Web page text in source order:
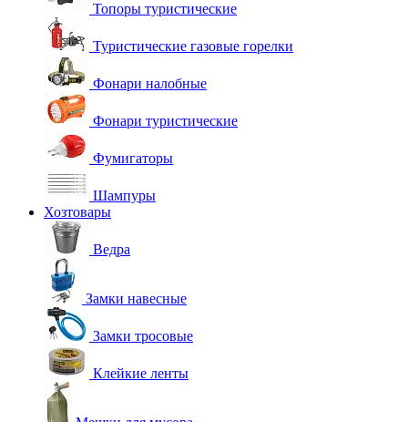
Топоры туристические
Туристические газовые горелки
Фонари налобные
Фонари туристические
Фумигаторы
Шампуры
Хозтовары
Ведра
Замки навесные
Замки тросовые
Клейкие ленты